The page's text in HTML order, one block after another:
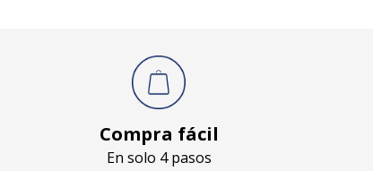
Compra fácil
En solo 4 pasos